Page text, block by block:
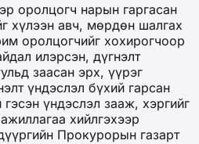
оролцогч нарын гаргасан
хүлээн авч, мөрдөн шалгах
оролцогчийг хохирогчоор
илэрсэн, дүгнэлт
заасан эрх, үүрэг
үндэслэл бүхий гарсан
гэсэн үндэслэл зааж, хэргийг
хийлгэхээр
Прокурорын газарт